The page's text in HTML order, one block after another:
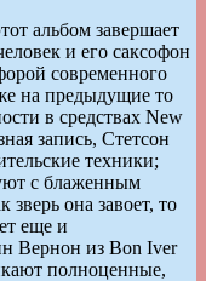
альбом завершает
и его саксофон
современного
на предыдущие то
в средствах New
запись, Стетсон
техники;
с блаженным
она завоет, то
еще и
Вернон из Bon Iver
полноценные,